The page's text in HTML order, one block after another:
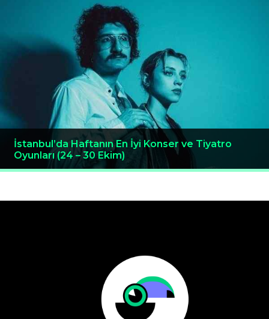
İstanbul’da Haftanın En İyi Konser ve Tiyatro
Oyunları (24 – 30 Ekim)